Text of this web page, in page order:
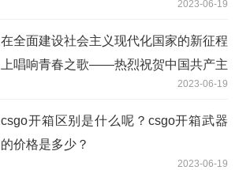
2023-06-19
在全面建设社会主义现代化国家的新征程
上唱响青春之歌——热烈祝贺中国共产主
义青年团第十九次全国代表大会开幕 热
2023-06-19
csgo开箱区别是什么呢？csgo开箱武器
的价格是多少？
2023-06-19